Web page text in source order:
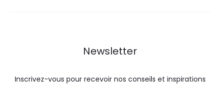
Newsletter
Inscrivez-vous pour recevoir nos conseils et inspirations